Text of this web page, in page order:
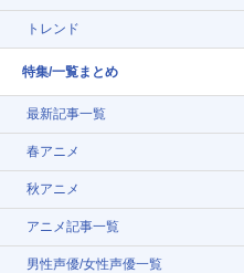
トレンド
特集/一覧まとめ
最新記事一覧
春アニメ
秋アニメ
アニメ記事一覧
男性声優/女性声優一覧